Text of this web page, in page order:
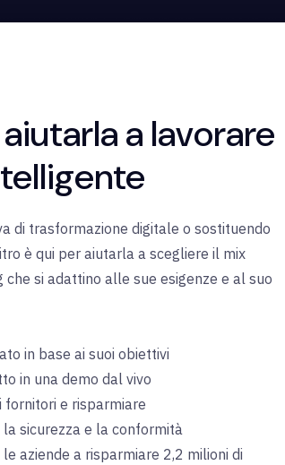
a lavorare
di trasformazione digitale o sostituendo
è qui per aiutarla a scegliere il mix
che si adattino alle sue esigenze e al suo
in base ai suoi obiettivi
in una demo dal vivo
fornitori e risparmiare
sicurezza e la conformità
aziende a risparmiare 2,2 milioni di